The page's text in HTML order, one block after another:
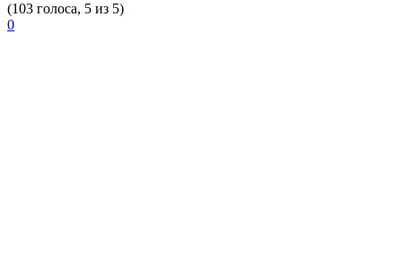
(103 голоса, 5 из 5)
0